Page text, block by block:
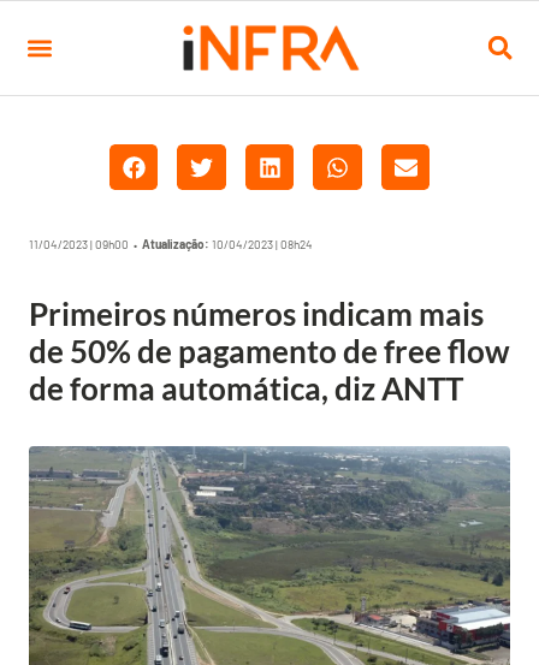
11/04/2023 | 09h00 • Atualização: 10/04/2023 | 08h24
Primeiros números indicam mais
de 50% de pagamento de free flow
de forma automática, diz ANTT